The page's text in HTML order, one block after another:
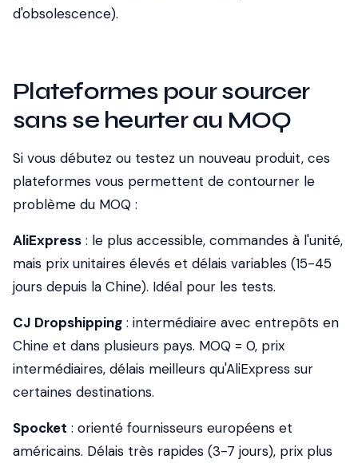
d'obsolescence).
Plateformes pour sourcer
sans se heurter au MOQ
Si vous débutez ou testez un nouveau produit, ces
plateformes vous permettent de contourner le
problème du MOQ :
AliExpress : le plus accessible, commandes à l'unité,
mais prix unitaires élevés et délais variables (15-45
jours depuis la Chine). Idéal pour les tests.
CJ Dropshipping : intermédiaire avec entrepôts en
Chine et dans plusieurs pays. MOQ = 0, prix
intermédiaires, délais meilleurs qu'AliExpress sur
certaines destinations.
Spocket : orienté fournisseurs européens et
américains. Délais très rapides (3-7 jours), prix plus